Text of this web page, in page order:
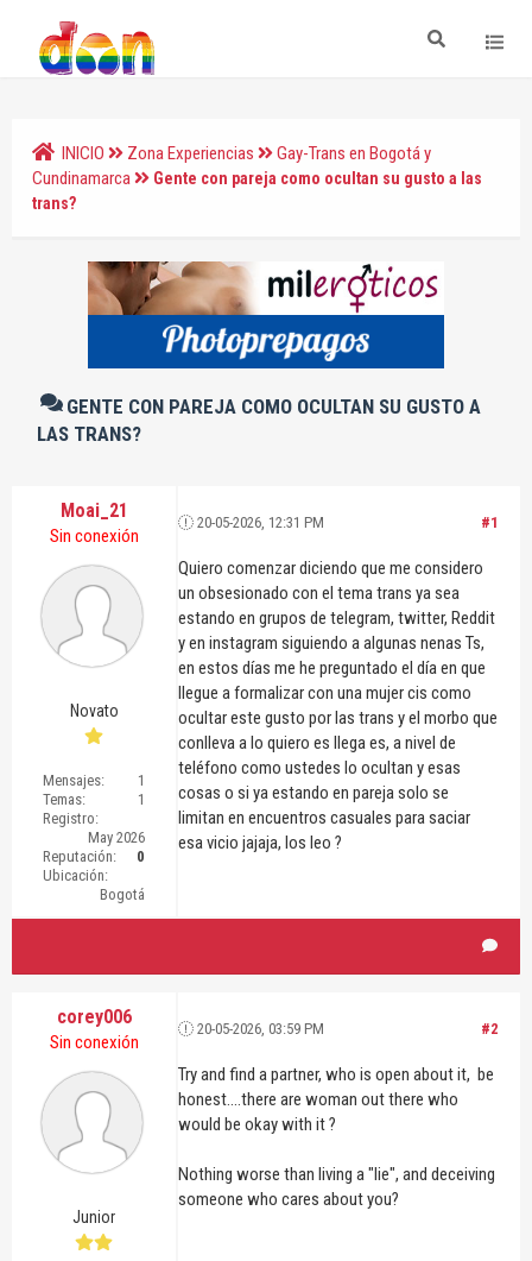
INICIO Zona Experiencias
Gay-Trans en Bogotá y
Cundinamarca
Gente con pareja como ocultan su gusto a las
trans?
GENTE CON PAREJA COMO OCULTAN SU GUSTO A
LAS TRANS?
Moai_21
Sin conexión
Novato
Mensajes:
1
Temas:
1
Registro:
May 2026
Reputación:
0
Ubicación:
Bogotá
#1
20-05-2026, 12:31 PM
Quiero comenzar diciendo que me considero
un obsesionado con el tema trans ya sea
estando en grupos de telegram, twitter, Reddit
y en instagram siguiendo a algunas nenas Ts,
en estos días me he preguntado el día en que
llegue a formalizar con una mujer cis como
ocultar este gusto por las trans y el morbo que
conlleva a lo quiero es llega es, a nivel de
teléfono como ustedes lo ocultan y esas
cosas o si ya estando en pareja solo se
limitan en encuentros casuales para saciar
esa vicio jajaja, los leo ?
corey006
Sin conexión
Junior
#2
20-05-2026, 03:59 PM
Try and find a partner, who is open about it, be
honest....there are woman out there who
would be okay with it ?
Nothing worse than living a "lie", and deceiving
someone who cares about you?